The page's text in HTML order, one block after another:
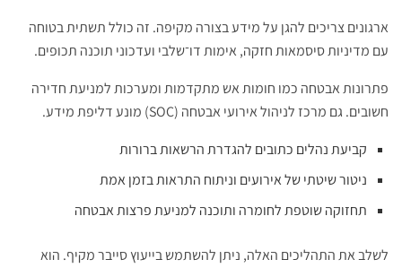
ארגונים צריכים להגן על מידע בצורה מקיפה. זה כולל תשתית בטוחה
עם מדיניות סיסמאות חזקה, אימות דו־שלבי ועדכוני תוכנה תכופים.
פתרונות אבטחה כמו חומות אש מתקדמות ומערכות למניעת חדירה
חשובים. גם מרכז לניהול אירועי אבטחה (SOC) מונע דליפת מידע.
קביעת נהלים כתובים להגדרת הרשאות ברורות
ניטור שיטתי של אירועים וניתוח התראות בזמן אמת
תחזוקה שוטפת לחומרה ותוכנה למניעת פרצות אבטחה
לשלב את התהליכים האלה, ניתן להשתמש בייעוץ סייבר מקיף. הוא